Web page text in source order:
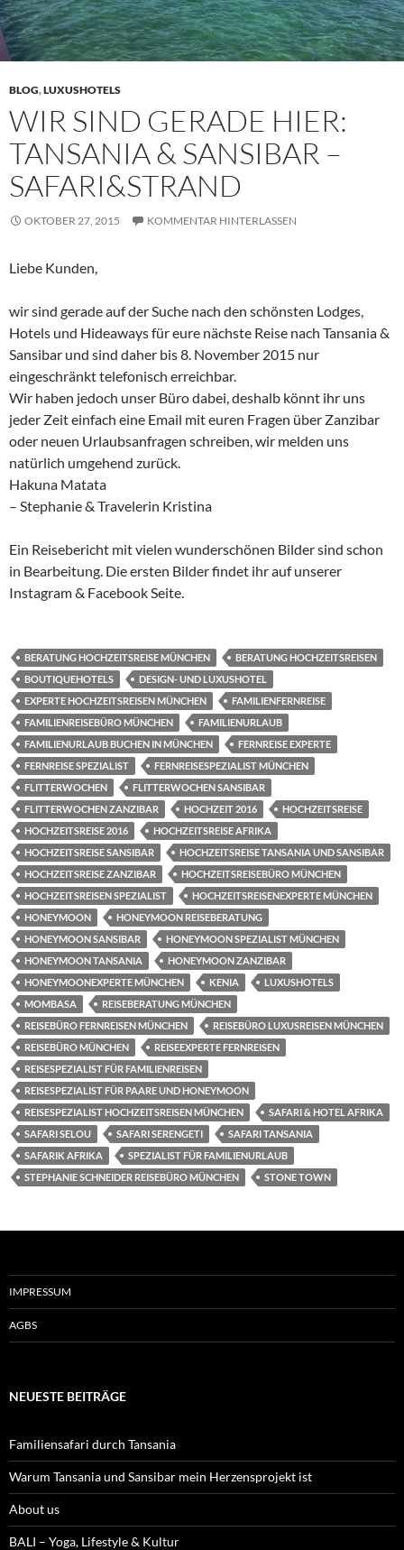
BLOG,LUXUSHOTELS
WIR SIND GERADE HIER:
TANSANIA & SANSIBAR –
SAFARI&STRAND
OKTOBER 27, 2015 KOMMENTAR HINTERLASSEN
Liebe Kunden,
wir sind gerade auf der Suche nach den schönsten Lodges,
Hotels und Hideaways für eure nächste Reise nach Tansania &
Sansibar und sind daher bis 8. November 2015 nur
eingeschränkt telefonisch erreichbar.
Wir haben jedoch unser Büro dabei, deshalb könnt ihr uns
jeder Zeit einfach eine Email mit euren Fragen über Zanzibar
oder neuen Urlaubsanfragen schreiben, wir melden uns
natürlich umgehend zurück.
Hakuna Matata
– Stephanie & Travelerin Kristina
Ein Reisebericht mit vielen wunderschönen Bilder sind schon
in Bearbeitung. Die ersten Bilder findet ihr auf unserer
Instagram & Facebook Seite.
BERATUNG HOCHZEITSREISE MÜNCHEN
BERATUNG HOCHZEITSREISEN
BOUTIQUEHOTELS
DESIGN- UND LUXUSHOTEL
EXPERTE HOCHZEITSREISEN MÜNCHEN
FAMILIENFERNREISE
FAMILIENREISEBÜRO MÜNCHEN
FAMILIENURLAUB
FAMILIENURLAUB BUCHEN IN MÜNCHEN
FERNREISE EXPERTE
FERNREISE SPEZIALIST
FERNREISESPEZIALIST MÜNCHEN
FLITTERWOCHEN
FLITTERWOCHEN SANSIBAR
FLITTERWOCHEN ZANZIBAR
HOCHZEIT 2016
HOCHZEITSREISE
HOCHZEITSREISE 2016
HOCHZEITSREISE AFRIKA
HOCHZEITSREISE SANSIBAR
HOCHZEITSREISE TANSANIA UND SANSIBAR
HOCHZEITSREISE ZANZIBAR
HOCHZEITSREISEBÜRO MÜNCHEN
HOCHZEITSREISEN SPEZIALIST
HOCHZEITSREISENEXPERTE MÜNCHEN
HONEYMOON
HONEYMOON REISEBERATUNG
HONEYMOON SANSIBAR
HONEYMOON SPEZIALIST MÜNCHEN
HONEYMOON TANSANIA
HONEYMOON ZANZIBAR
HONEYMOONEXPERTE MÜNCHEN
KENIA
LUXUSHOTELS
MOMBASA
REISEBERATUNG MÜNCHEN
REISEBÜRO FERNREISEN MÜNCHEN
REISEBÜRO LUXUSREISEN MÜNCHEN
REISEBÜRO MÜNCHEN
REISEEXPERTE FERNREISEN
REISESPEZIALIST FÜR FAMILIENREISEN
REISESPEZIALIST FÜR PAARE UND HONEYMOON
REISESPEZIALIST HOCHZEITSREISEN MÜNCHEN
SAFARI & HOTEL AFRIKA
SAFARI SELOU
SAFARI SERENGETI
SAFARI TANSANIA
SAFARIK AFRIKA
SPEZIALIST FÜR FAMILIENURLAUB
STEPHANIE SCHNEIDER REISEBÜRO MÜNCHEN
STONE TOWN
IMPRESSUM
AGBS
NEUESTE BEITRÄGE
Familiensafari durch Tansania
Warum Tansania und Sansibar mein Herzensprojekt ist
About us
BALI – Yoga, Lifestyle & Kultur